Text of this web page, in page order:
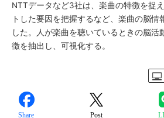
NTTデータなど3社は、楽曲の特徴を捉
トした要因を把握するなど、楽曲の脳情
した。人が楽曲を聴いているときの脳活
徴を抽出し、可視化する。
Share Post